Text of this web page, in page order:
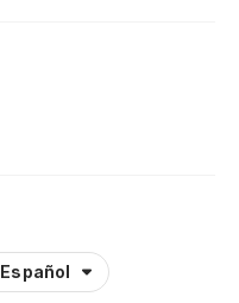
Español